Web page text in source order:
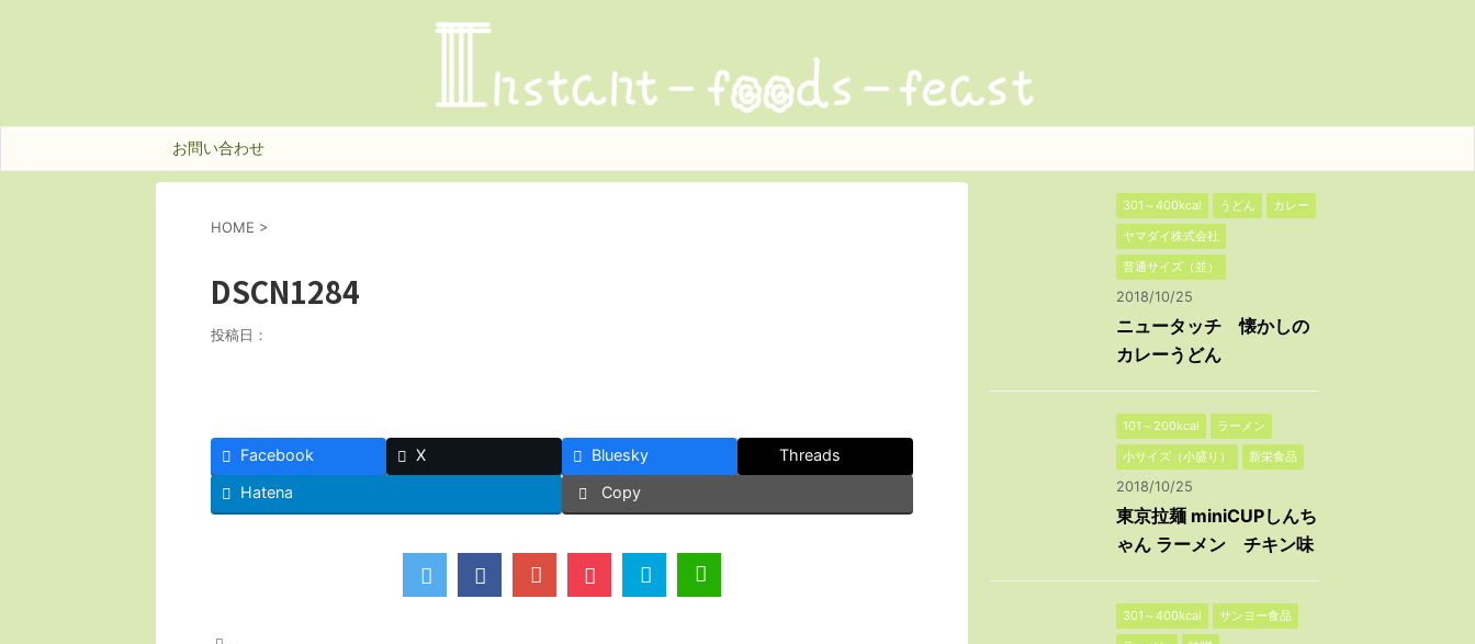
お問い合わせ
HOME >
DSCN1284
投稿日：
Facebook X Bluesky
Threads
Hatena
Copy
301～400kcal うどん
カレー
ヤマダイ株式会社
普通サイズ（並）
2018/10/25
ニュータッチ 懐かしの
カレーうどん
101～200kcal
ラーメン
小サイズ（小盛り）
新栄食品
2018/10/25
東京拉麺 miniCUPしんち
ゃん ラーメン チキン味
301～400kcal
サンヨー食品